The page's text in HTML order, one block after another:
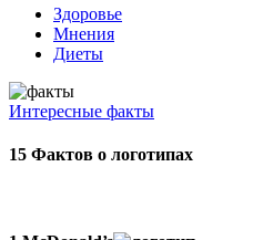
Здоровье
Мнения
Диеты
Интересные факты
15 Фактов о логотипах